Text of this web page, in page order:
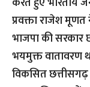
प्रवक्ता राजेश मूणत
भाजपा की सरकार
भयमुक्त वातावरण
विकसित